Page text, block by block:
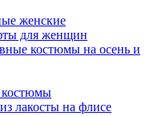
женские
для женщин
костюмы на осень и
лакосты на флисе